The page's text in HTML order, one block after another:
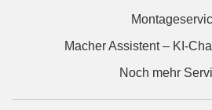
Macher Assistent – KI-
Noch mehr